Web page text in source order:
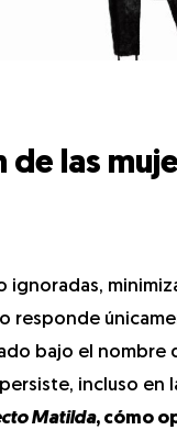
las
ignoradas,
bajo el nombre
incluso en
Matilda, cómo